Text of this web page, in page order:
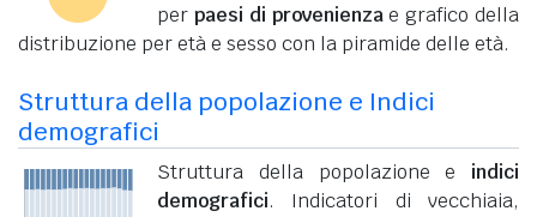
per paesi di provenienzae grafico della
distribuzione per età e sesso con la piramide delle età.
Struttura della popolazione e Indici
demografici
Struttura della popolazione e indici
demografici. Indicatori di vecchiaia,